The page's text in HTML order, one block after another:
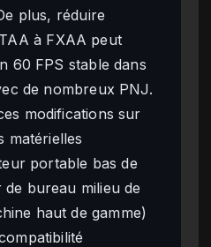
plus, réduire
à FXAA peut
60 FPS stable dans
de nombreux PNJ.
modifications sur
matérielles
portable bas de
bureau milieu de
haut de gamme)